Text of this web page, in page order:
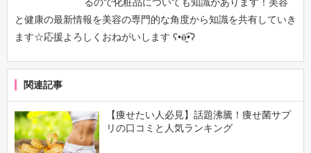
と健康の最新情報を美容の専門的な角度から知識を共有していき
ます☆応援よろしくおねがいします ʕ•ӫ̫͡•ʔ
関連記事
【痩せたい人必見】話題沸騰！痩せ菌サプ
リの口コミと人気ランキング